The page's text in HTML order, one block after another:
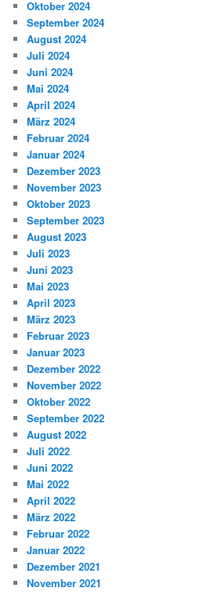
Oktober 2024
September 2024
August 2024
Juli 2024
Juni 2024
Mai 2024
April 2024
März 2024
Februar 2024
Januar 2024
Dezember 2023
November 2023
Oktober 2023
September 2023
August 2023
Juli 2023
Juni 2023
Mai 2023
April 2023
März 2023
Februar 2023
Januar 2023
Dezember 2022
November 2022
Oktober 2022
September 2022
August 2022
Juli 2022
Juni 2022
Mai 2022
April 2022
März 2022
Februar 2022
Januar 2022
Dezember 2021
November 2021